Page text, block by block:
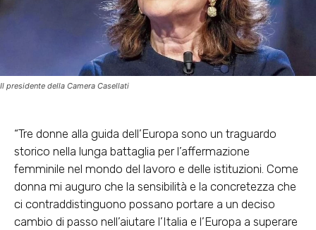
Il presidente della Camera Casellati
“Tre donne alla guida dell’Europa sono un traguardo
storico nella lunga battaglia per l’affermazione
femminile nel mondo del lavoro e delle istituzioni. Come
donna mi auguro che la sensibilità e la concretezza che
ci contraddistinguono possano portare a un deciso
cambio di passo nell’aiutare l’Italia e l’Europa a superare